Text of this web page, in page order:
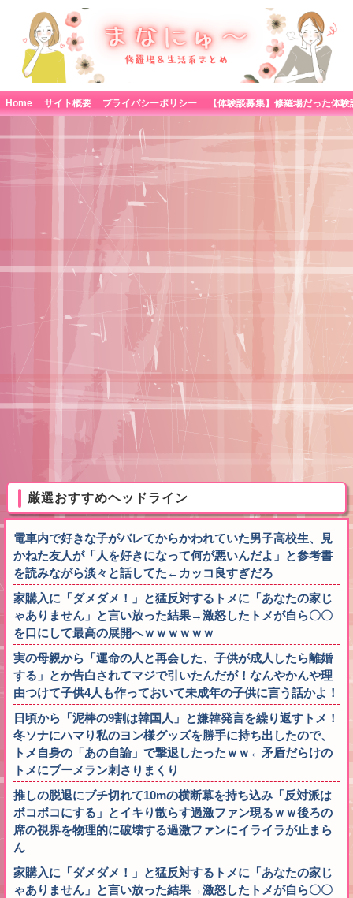
Home サイト概要 プライバシーポリシー
厳選おすすめヘッドライン
電車内で好きな子がバレてからかわれていた男子高校生、見
かねた友人が「人を好きになって何が悪いんだよ」と参考書
を読みながら淡々と話してた←カッコ良すぎだろ
家購入に「ダメダメ！」と猛反対するトメに「あなたの家じ
ゃありません」と言い放った結果→激怒したトメが自ら〇〇
を口にして最高の展開へｗｗｗｗｗｗ
実の母親から「運命の人と再会した、子供が成人したら離婚
する」とか告白されてマジで引いたんだが！なんやかんや理
由つけて子供4人も作っておいて未成年の子供に言う話かよ！
日頃から「泥棒の9割は韓国人」と嫌韓発言を繰り返すトメ！
冬ソナにハマり私のヨン様グッズを勝手に持ち出したので、
トメ自身の「あの自論」で撃退したったｗｗ←矛盾だらけの
トメにブーメラン刺さりまくり
推しの脱退にブチ切れて10mの横断幕を持ち込み「反対派は
ボコボコにする」とイキり散らす過激ファン現るｗｗ後ろの
席の視界を物理的に破壊する過激ファンにイライラが止まら
ん
家購入に「ダメダメ！」と猛反対するトメに「あなたの家じ
ゃありません」と言い放った結果→激怒したトメが自ら〇〇